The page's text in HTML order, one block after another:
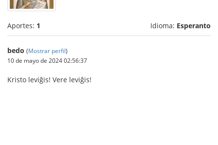
Aportes: 1 Idioma: Esperanto
bedo (Mostrar perfil)
10 de mayo de 2024 02:56:37
Kristo leviĝis! Vere leviĝis!